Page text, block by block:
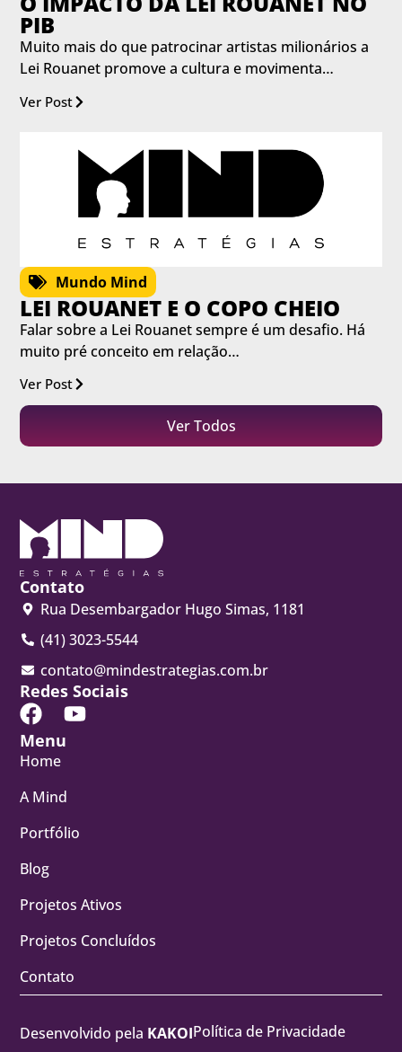
PIB
Muito mais do que patrocinar artistas milionários a
Lei Rouanet promove a cultura e movimenta…
Ver Post
Mundo Mind
LEI ROUANET E O COPO CHEIO
Falar sobre a Lei Rouanet sempre é um desafio. Há
muito pré conceito em relação…
Ver Post
Ver Todos
Contato
Rua Desembargador Hugo Simas, 1181
(41) 3023-5544
contato@mindestrategias.com.br
Redes Sociais
Menu
Home
A Mind
Portfólio
Blog
Projetos Ativos
Projetos Concluídos
Contato
Desenvolvido pela KAKOIPolítica de Privacidade